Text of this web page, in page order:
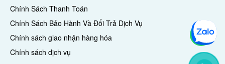
Chính Sách Thanh Toán
Chính Sách Bảo Hành Và Đổi Trả Dịch Vụ
Chính sách giao nhận hàng hóa
Chính sách dịch vụ